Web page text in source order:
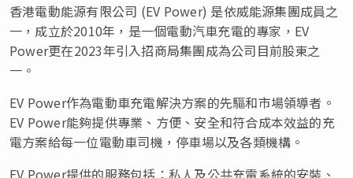
香港電動能源有限公司 (EV Power) 是依威能源集團成員之
一，成立於2010年，是一個電動汽車充電的專家，EV
Power更在2023年引入招商局集團成為公司目前股東之
一。
EV Power作為電動車充電解決方案的先驅和市場領導者。
EV Power能夠提供專業、方便、安全和符合成本效益的充
電方案給每一位電動車司機，停車場以及各類機構。
EV Power提供的服務包括：私人及公共充電系統的安裝、